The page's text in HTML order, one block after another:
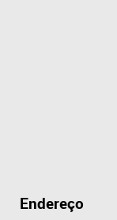
Endereço